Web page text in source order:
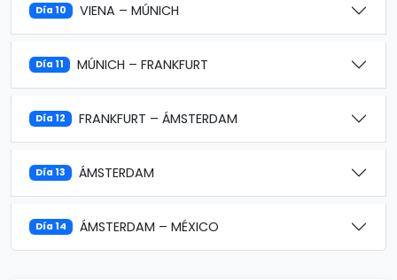
Día 10 VIENA – MÚNICH
Día 11 MÚNICH – FRANKFURT
Día 12 FRANKFURT – ÁMSTERDAM
Día 13 ÁMSTERDAM
Día 14 ÁMSTERDAM – MÉXICO